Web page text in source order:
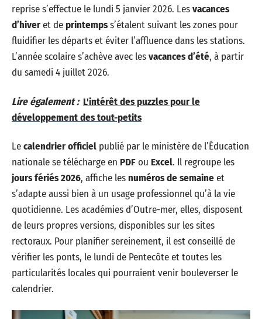
reprise s’effectue le lundi 5 janvier 2026. Lesvacances
d’hiveret deprintempss’étalent suivant les zones pour
fluidifier les départs et éviter l’affluence dans les stations.
L’année scolaire s’achève avec lesvacances d’été, à partir
du samedi 4 juillet 2026.
Lire également : L'intérêt des puzzles pour le
développement des tout-petits
Lecalendrier officiel publié par le ministère de l’Éducation
nationale se télécharge en PDFou Excel. Il regroupe les
jours fériés 2026, affiche lesnuméros de semaineet
s’adapte aussi bien à un usage professionnel qu’à la vie
quotidienne. Les académies d’Outre-mer, elles, disposent
de leurs propres versions, disponibles sur les sites
rectoraux. Pour planifier sereinement, il est conseillé de
vérifier les ponts, le lundi de Pentecôte et toutes les
particularités locales qui pourraient venir bouleverser le
calendrier.